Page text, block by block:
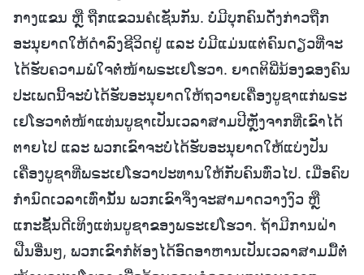
ກາງແຂນ ຫຼື ຖືກແຂວນຄໍເຊັ່ນກັນ. ບໍ່ມີບຸກຄົນດັ່ງກ່າວຖືກ
ອະນຸຍາດໃຫ້ດຳລົງຊີວິດຢູ່ ແລະ ບໍ່ມີແມ່ນແຕ່ຄົນດຽວທີ່ຈະ
ໄດ້ຮັບຄວາມພໍໃຈຕໍ່ໜ້າພຣະເຢໂຮວາ. ຍາດຕິພີ່ນ້ອງຂອງຄົນ
ປະເພດນີ້ຈະບໍ່ໄດ້ຮັບອະນຸຍາດໃຫ້ຖວາຍເຄື່ອງບູຊາແກ່ພຣະ
ເຢໂຮວາຕໍ່ໜ້າແທ່ນບູຊາເປັນເວລາສາມປີຫຼັງຈາກທີ່ເຂົາໄດ້
ຕາຍໄປ ແລະ ພວກເຂົາຈະບໍ່ໄດ້ຮັບອະນຸຍາດໃຫ້ແບ່ງປັນ
ເຄື່ອງບູຊາທີ່ພຣະເຢໂຮວາປະທານໃຫ້ກັບຄົນທົ່ວໄປ. ເມື່ອຄົບ
ກໍານົດເວລາເທົ່ານັ້ນ ພວກເຂົາຈຶ່ງຈະສາມາດວາງງົວ ຫຼື
ແກະຊັ້ນດີເທິງແທ່ນບູຊາຂອງພຣະເຢໂຮວາ. ຖ້າມີການຝ່າ
ຝືນອື່ນໆ, ພວກເຂົາກໍຕ້ອງໄດ້ອົດອາຫານເປັນເວລາສາມມື້ຕໍ່